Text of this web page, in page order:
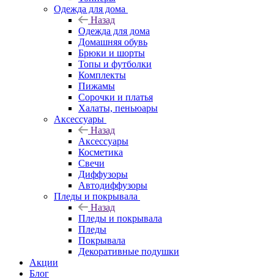
Одежда для дома
Назад
Одежда для дома
Домашняя обувь
Брюки и шорты
Топы и футболки
Комплекты
Пижамы
Сорочки и платья
Халаты, пеньюары
Аксессуары
Назад
Аксессуары
Косметика
Свечи
Диффузоры
Автодиффузоры
Пледы и покрывала
Назад
Пледы и покрывала
Пледы
Покрывала
Декоративные подушки
Акции
Блог